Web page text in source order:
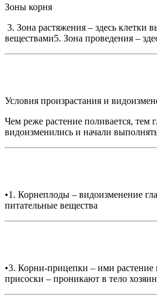
Зоны корня
3. Зона растяжения – здесь клетки
веществами5. Зона проведения –
Условия произрастания и
Чем реже растение поливается,
видоизменились и начали
•1. Корнеплоды – видоизменение
питательные вещества
•3. Корни-прицепки – ими растение
присоски – проникают в тело